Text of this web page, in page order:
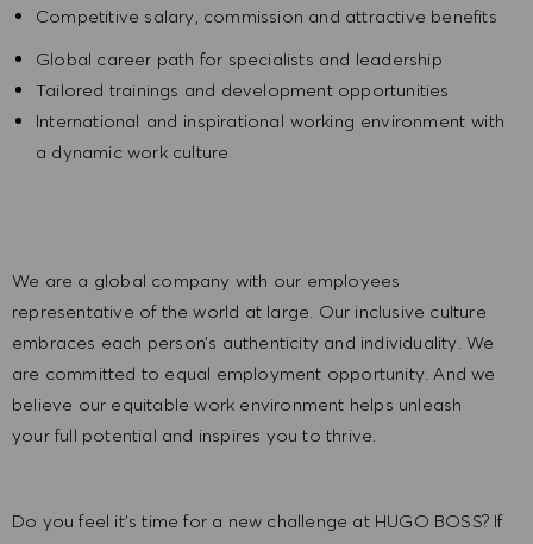
Competitive salary, commission and attractive benefits
Global career path for specialists and leadership
Tailored trainings and development opportunities
International and inspirational working environment with
a dynamic work culture
We are a global company with our employees
representative of the world at large. Our inclusive culture
embraces each person’s authenticity and individuality. We
are committed to equal employment opportunity. And we
believe our equitable work environment helps unleash
your full potential and inspires you to thrive.
Do you feel it’s time for a new challenge at HUGO BOSS? If